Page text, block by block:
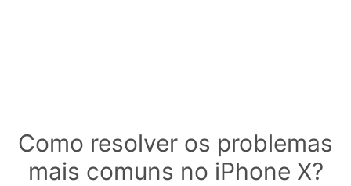
Como resolver os problemas
mais comuns no iPhone X?